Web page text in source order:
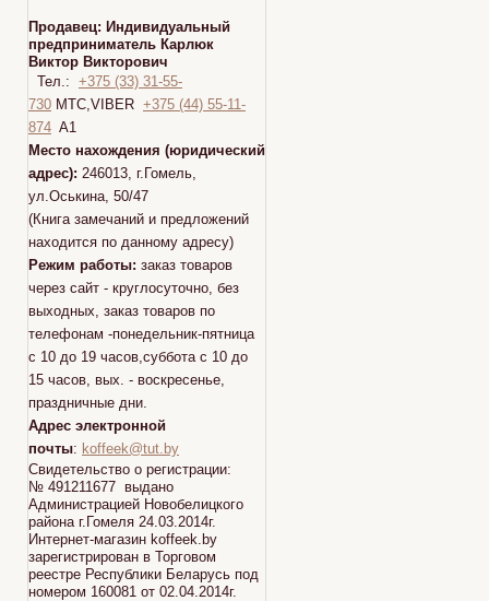
Продавец: Индивидуальный
предприниматель Карлюк
Виктор Викторович
Тел.: +375 (33) 31-55-
730 МТС,VIBER +375 (44) 55-11-
874 A1
Место нахождения (юридический
адрес): 246013, г.Гомель,
ул.Оськина, 50/47
(Книга замечаний и предложений
находится по данному адресу)
Режим работы: заказ товаров
через сайт - круглосуточно, без
выходных, заказ товаров по
телефонам -понедельник-пятница
с 10 до 19 часов,суббота с 10 до
15 часов, вых. - воскресенье,
праздничные дни.
Адрес электронной
почты: koffeek@tut.by
Свидетельство о регистрации:
№ 491211677 выдано
Администрацией Новобелицкого
района г.Гомеля 24.03.2014г.
Интернет-магазин koffeek.by
зарегистрирован в Торговом
реестре Республики Беларусь под
номером 160081 от 02.04.2014г.